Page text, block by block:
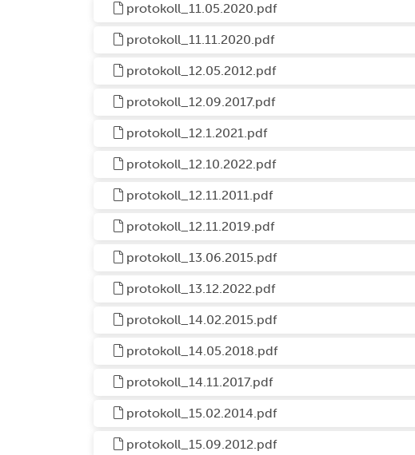
protokoll_11.05.2020.pdf
protokoll_11.11.2020.pdf
protokoll_12.05.2012.pdf
protokoll_12.09.2017.pdf
protokoll_12.1.2021.pdf
protokoll_12.10.2022.pdf
protokoll_12.11.2011.pdf
protokoll_12.11.2019.pdf
protokoll_13.06.2015.pdf
protokoll_13.12.2022.pdf
protokoll_14.02.2015.pdf
protokoll_14.05.2018.pdf
protokoll_14.11.2017.pdf
protokoll_15.02.2014.pdf
protokoll_15.09.2012.pdf